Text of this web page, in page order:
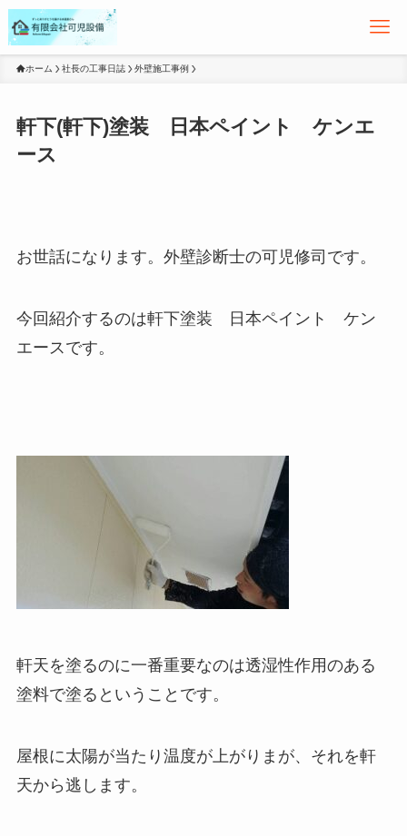
ホーム 社長の工事日誌 外壁施工事例
軒下(軒下)塗装 日本ペイント ケンエ
ース
お世話になります。外壁診断士の可児修司です。
今回紹介するのは軒下塗装 日本ペイント ケン
エースです。
軒天を塗るのに一番重要なのは透湿性作用のある
塗料で塗るということです。
屋根に太陽が当たり温度が上がりまが、それを軒
天から逃します。